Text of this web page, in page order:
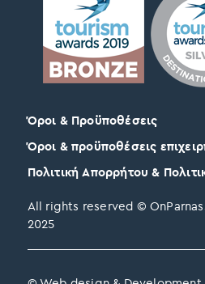
All rights reserved ©
2025
Όροι & Προϋποθέσεις
Όροι & προϋποθέσεις
Πολιτική Απορρήτου &